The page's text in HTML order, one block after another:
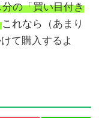
の「買い目付き
これなら（あまり
て購入するよ